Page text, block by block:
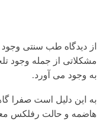
از دیدگاه طب سنتی
مشکلاتی از جمله وجود
به وجود می آورد.
به این دلیل است صفرا
هاضمه و حالت رفلکس